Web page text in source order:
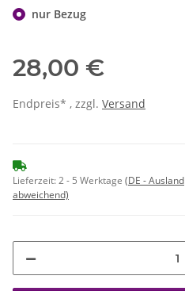
nur Bezug
28,00 €
Endpreis* , zzgl. Versand
Lieferzeit:2 - 5 Werktage (DE - Ausland
abweichend)